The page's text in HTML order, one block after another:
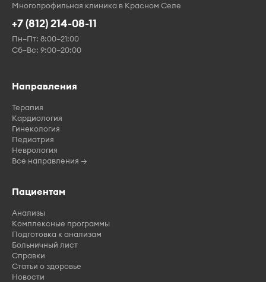
Многопрофильная клиника в Красном Селе
+7 (812) 214-08-11
Пн–Пт: 8:00–21:00
Сб–Вс: 9:00–20:00
Направления
Терапия
Кардиология
Гинекология
Педиатрия
Неврология
Все направления →
Пациентам
Анализы
Комплексные программы
Подготовка к анализам
Больничный лист
Справки
Статьи о здоровье
Новости